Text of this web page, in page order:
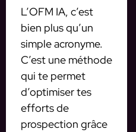
L’OFM IA, c’est
bien plus qu’un
simple acronyme.
C’est une méthode
qui te permet
d’optimiser tes
efforts de
prospection grâce